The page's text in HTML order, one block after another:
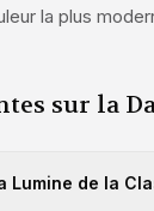
la plus
sur la
Lumine de la